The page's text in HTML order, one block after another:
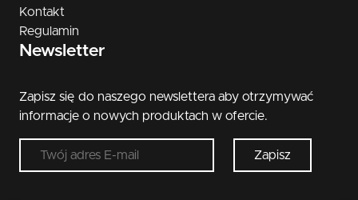
Kontakt
Regulamin
Newsletter
Zapisz się do naszego newslettera aby otrzymywać
informacje o nowych produktach w ofercie.
Zapisz